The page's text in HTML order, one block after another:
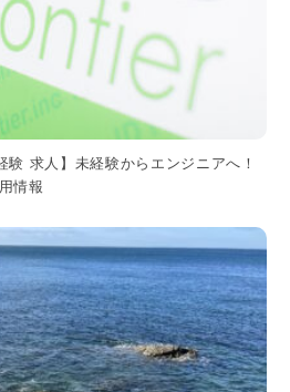
験 求人】未経験からエンジニアへ！
情報